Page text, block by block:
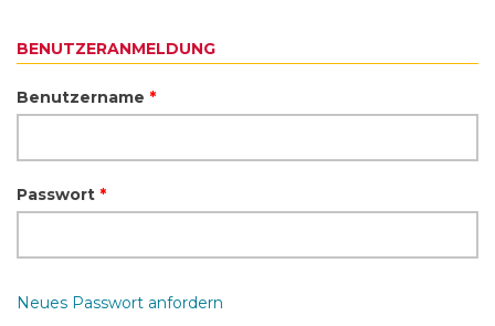
BENUTZERANMELDUNG
Benutzername *
Passwort *
Neues Passwort anfordern